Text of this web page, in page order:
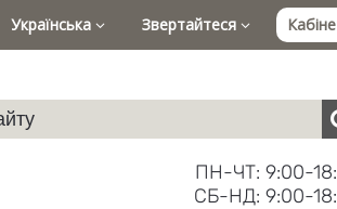
Українська Звертайтеся
ПН-ЧТ: 9:00-
СБ-НД: 9:00-